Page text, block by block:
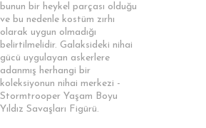
bunun bir heykel parçası olduğu
ve bu nedenle kostüm zırhı
olarak uygun olmadığı
belirtilmelidir. Galaksideki nihai
gücü uygulayan askerlere
adanmış herhangi bir
koleksiyonun nihai merkezi -
Stormtrooper Yaşam Boyu
Yıldız Savaşları Figürü.